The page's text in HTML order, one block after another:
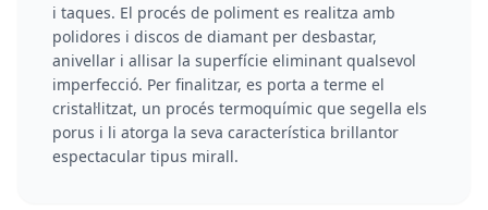
i taques. El procés de poliment es realitza amb
polidores i discos de diamant per desbastar,
anivellar i allisar la superfície eliminant qualsevol
imperfecció. Per finalitzar, es porta a terme el
cristal·litzat, un procés termoquímic que segella els
porus i li atorga la seva característica brillantor
espectacular tipus mirall.